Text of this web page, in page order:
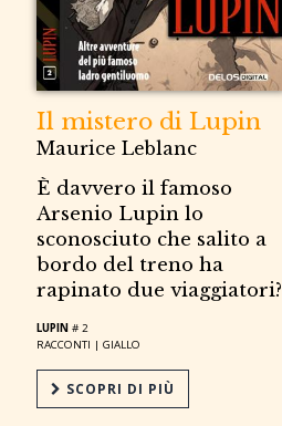
Il mistero di Lupin
Maurice Leblanc
È davvero il famoso
Arsenio Lupin lo
sconosciuto che salito a
bordo del treno ha
rapinato due viaggiatori?
LUPIN # 2
RACCONTI | GIALLO
SCOPRI DI PIÙ